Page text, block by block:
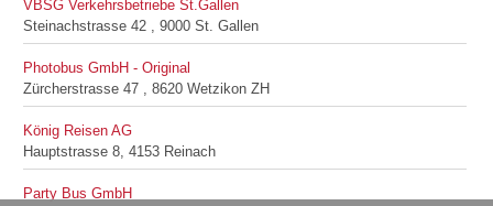
VBSG Verkehrsbetriebe St.Gallen
Steinachstrasse 42 , 9000 St. Gallen
Photobus GmbH - Original
Zürcherstrasse 47 , 8620 Wetzikon ZH
König Reisen AG
Hauptstrasse 8, 4153 Reinach
Party Bus GmbH